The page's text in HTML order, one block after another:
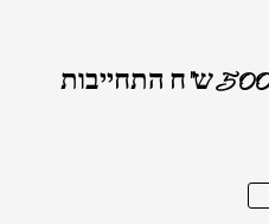
משלוח חינם בקנייה מעל 500 ש"ח התחייבות